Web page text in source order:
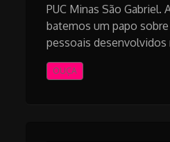
PUC Minas São Gabriel.
batemos um papo
pessoais desenvolvidos
OUÇA